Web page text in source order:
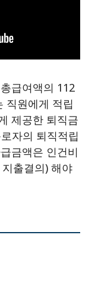
급여액의 112
직원에게 적립
제공한 퇴직금
자의 퇴직적립
금액은 인건비
출결의) 해야